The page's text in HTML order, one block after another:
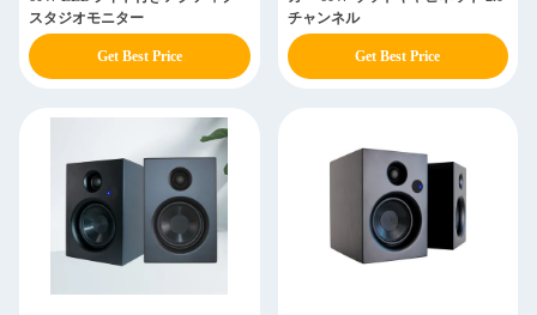
スタジオモニター
Get Best Price
チャンネル
Get Best Price